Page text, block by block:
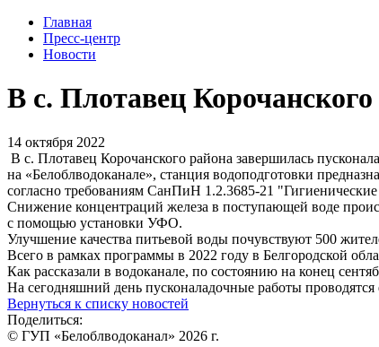
Главная
Пресс-центр
Новости
В с. Плотавец
14 октября 2022
В с. Плотавец Корочанского района завершилась
на «Белоблводоканале», станция водоподготовки
согласно требованиям СанПиН 1.2.3685-21
Снижение концентраций железа в поступающей воде
с помощью установки УФО.
Улучшение качества питьевой воды почувствуют 500
Всего в рамках программы в 2022 году в Белгородской
Как рассказали в водоканале, по состоянию на конец
На сегодняшний день пусконаладочные работы
Вернуться к списку новостей
Поделиться:
© ГУП «Белоблводоканал» 2026 г.